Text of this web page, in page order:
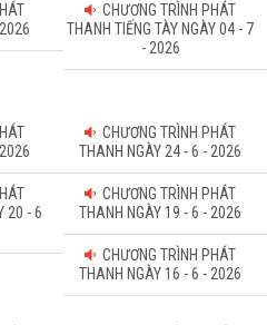
CHƯƠNG TRÌNH PHÁT
THANH TIẾNG TÀY NGÀY 04 - 7
- 2026
CHƯƠNG TRÌNH PHÁT
THANH NGÀY 24 - 6 - 2026
20 - 6
CHƯƠNG TRÌNH PHÁT
THANH NGÀY 19 - 6 - 2026
CHƯƠNG TRÌNH PHÁT
THANH NGÀY 16 - 6 - 2026